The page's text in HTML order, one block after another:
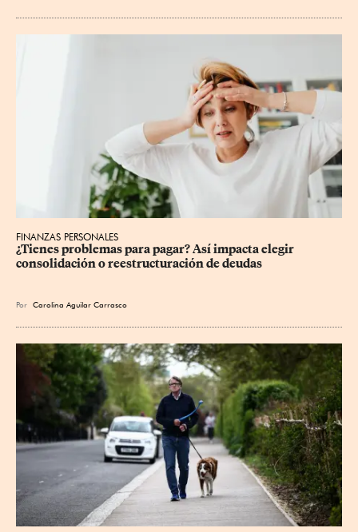
FINANZAS PERSONALES
¿Tienes problemas para pagar? Así impacta elegir
consolidación o reestructuración de deudas
Por Carolina Aguilar Carrasco